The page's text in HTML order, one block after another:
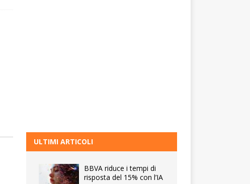
ULTIMI ARTICOLI
BBVA riduce i tempi di
risposta del 15% con l’IA